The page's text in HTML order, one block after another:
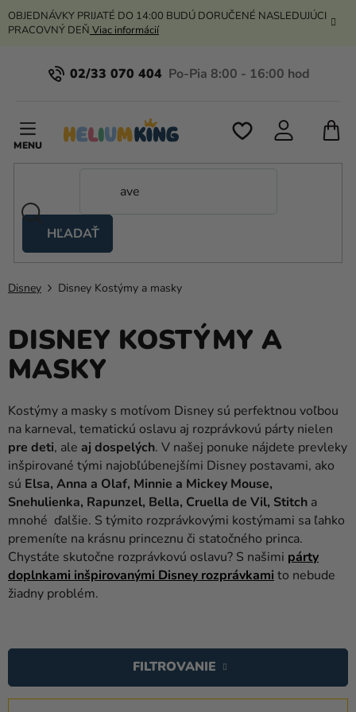
Prejsť
na
OBJEDNÁVKY PRIJATÉ DO 14:00 BUDÚ DORUČENÉ NASLEDUJÚCI
PRACOVNÝ DEŇ Viac informácií
02/33 070 404
HĽADAŤ
stany
Kanekalon
Hélium
a
balóny
Párty
Výzdoba
a
doplnky
Karnevalové
kostýmy a
masky
Oblečenie
Darčeky
Disney Disney Kostýmy a masky
DISNEY KOSTÝMY A
MASKY
Kostýmy a masky s motívom Disney sú perfektnou voľbou
na karneval, tematickú oslavu aj rozprávkovú párty nielen
pre deti, ale aj dospelých. V našej ponuke nájdete prevleky
inšpirované tými najobľúbenejšími Disney postavami, ako
sú Elsa, Anna a Olaf, Minnie a Mickey Mouse,
Snehulienka, Rapunzel, Bella, Cruella de Vil, Stitch a
mnohé ďalšie. S týmito rozprávkovými kostýmami sa ľahko
premeníte na krásnu princeznu či statočného princa.
Chystáte skutočne rozprávkovú oslavu? S našimi párty
doplnkami inšpirovanými Disney rozprávkami to nebude
žiadny problém.
FILTROVANIE
Ý
P
I